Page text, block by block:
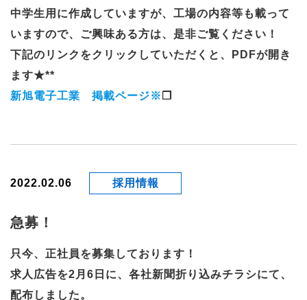
中学生用に作成していますが、工場の内容等も載って
いますので、ご興味ある方は、是非ご覧ください！
下記のリンクをクリックしていただくと、PDFが開き
ます★**
新旭電子工業 掲載ページ※
2022.02.06 採用情報
急募！
只今、正社員を募集しております！
求人広告を2月6日に、各社新聞折り込みチラシにて、
配布しました。